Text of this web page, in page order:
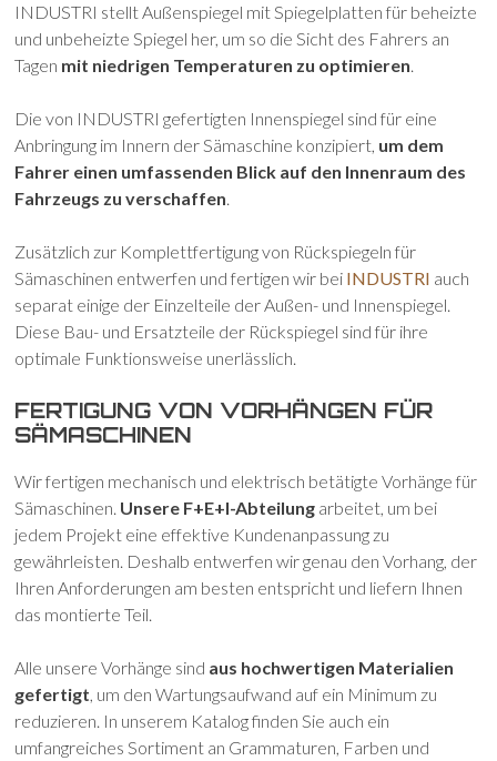
INDUSTRI stellt Außenspiegel mit Spiegelplatten für beheizte
und unbeheizte Spiegel her, um so die Sicht des Fahrers an
Tagen mit niedrigen Temperaturen zu optimieren.
Die von INDUSTRI gefertigten Innenspiegel sind für eine
Anbringung im Innern der Sämaschine konzipiert, um dem
Fahrer einen umfassenden Blick auf den Innenraum des
Fahrzeugs zu verschaffen.
Zusätzlich zur Komplettfertigung von Rückspiegeln für
Sämaschinen entwerfen und fertigen wir bei INDUSTRI auch
separat einige der Einzelteile der Außen- und Innenspiegel.
Diese Bau- und Ersatzteile der Rückspiegel sind für ihre
optimale Funktionsweise unerlässlich.
FERTIGUNG VON VORHÄNGEN FÜR
SÄMASCHINEN
Wir fertigen mechanisch und elektrisch betätigte Vorhänge für
Sämaschinen. Unsere F+E+I-Abteilung arbeitet, um bei
jedem Projekt eine effektive Kundenanpassung zu
gewährleisten. Deshalb entwerfen wir genau den Vorhang, der
Ihren Anforderungen am besten entspricht und liefern Ihnen
das montierte Teil.
Alle unsere Vorhänge sind aus hochwertigen Materialien
gefertigt , um den Wartungsaufwand auf ein Minimum zu
reduzieren. In unserem Katalog finden Sie auch ein
umfangreiches Sortiment an Grammaturen, Farben und